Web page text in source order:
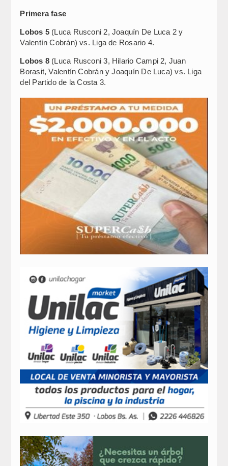
Primera fase
Lobos 5 (Luca Rusconi 2, Joaquín De Luca 2 y
Valentín Cobrán) vs. Liga de Rosario 4.
Lobos 8 (Luca Rusconi 3, Hilario Campi 2, Juan
Borasit, Valentín Cobrán y Joaquín De Luca) vs. Liga
del Partido de la Costa 3.